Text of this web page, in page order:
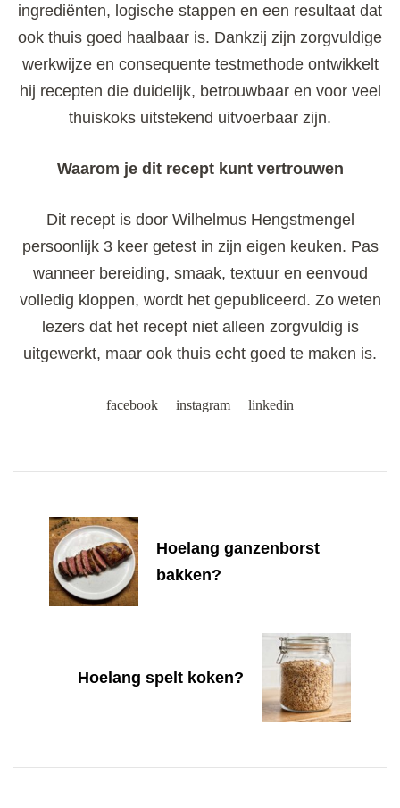
ingrediënten, logische stappen en een resultaat dat
ook thuis goed haalbaar is. Dankzij zijn zorgvuldige
werkwijze en consequente testmethode ontwikkelt
hij recepten die duidelijk, betrouwbaar en voor veel
thuiskoks uitstekend uitvoerbaar zijn.
Waarom je dit recept kunt vertrouwen
Dit recept is door Wilhelmus Hengstmengel
persoonlijk 3 keer getest in zijn eigen keuken. Pas
wanneer bereiding, smaak, textuur en eenvoud
volledig kloppen, wordt het gepubliceerd. Zo weten
lezers dat het recept niet alleen zorgvuldig is
uitgewerkt, maar ook thuis echt goed te maken is.
facebook instagram linkedin
Navigation
Hoelang ganzenborst
bakken?
Hoelang spelt koken?